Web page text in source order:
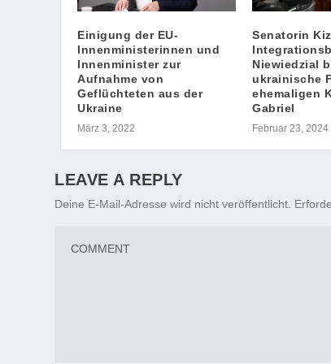
Einigung der EU-
Innenministerinnen und
Innenminister zur
Aufnahme von
Geflüchteten aus der
Ukraine
März 3, 2022
Senatorin
Niewiedzial
ukrainische
ehemaligen
Gabriel
Februar 23, 2024
LEAVE A REPLY
Deine E-Mail-Adresse wird nicht veröffentlicht.